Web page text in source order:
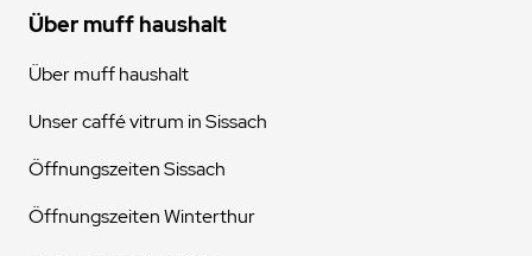
Über muff haushalt
Über muff haushalt
Unser caffé vitrum in Sissach
Öffnungszeiten Sissach
Öffnungszeiten Winterthur